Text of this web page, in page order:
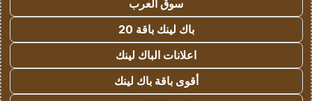
سوق العرب
باك لينك باقة 20
اعلانات الباك لينك
أقوى باقة باك لينك